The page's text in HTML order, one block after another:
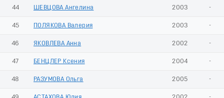
44 ШЕВЦОВА Ангелина 2003 -
45 ПОЛЯКОВА Валерия 2003 -
46 ЯКОВЛЕВА Анна 2002 -
47 БЕНЦЛЕР Ксения 2004 -
48 РАЗУМОВА Ольга 2005 -